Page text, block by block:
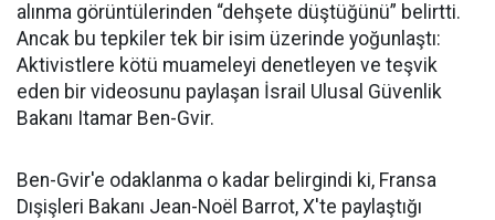
alınma görüntülerinden “dehşete düştüğünü” belirtti.
Ancak bu tepkiler tek bir isim üzerinde yoğunlaştı:
Aktivistlere kötü muameleyi denetleyen ve teşvik
eden bir videosunu paylaşan İsrail Ulusal Güvenlik
Bakanı Itamar Ben-Gvir.
Ben-Gvir'e odaklanma o kadar belirgindi ki, Fransa
Dışişleri Bakanı Jean-Noël Barrot, X'te paylaştığı